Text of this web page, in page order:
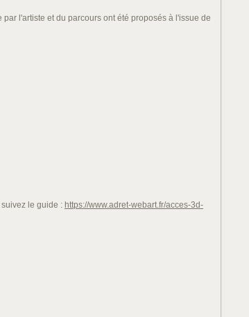
l'artiste et du parcours ont été proposés à l'issue de
le guide : https://www.adret-webart.fr/acces-3d-